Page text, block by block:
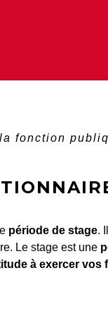
fonction
période de stage.
Le stage est une
à exercer vos